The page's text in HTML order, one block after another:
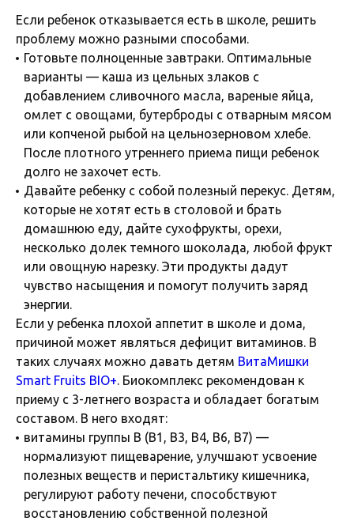
Если ребенок отказывается есть в школе, решить
проблему можно разными способами.
Готовьте полноценные завтраки. Оптимальные
варианты — каша из цельных злаков с
добавлением сливочного масла, вареные яйца,
омлет с овощами, бутерброды с отварным мясом
или копченой рыбой на цельнозерновом хлебе.
После плотного утреннего приема пищи ребенок
долго не захочет есть.
Давайте ребенку с собой полезный перекус. Детям,
которые не хотят есть в столовой и брать
домашнюю еду, дайте сухофрукты, орехи,
несколько долек темного шоколада, любой фрукт
или овощную нарезку. Эти продукты дадут
чувство насыщения и помогут получить заряд
энергии.
Если у ребенка плохой аппетит в школе и дома,
причиной может являться дефицит витаминов. В
таких случаях можно давать детям ВитаМишки
Smart Fruits BIO+. Биокомплекс рекомендован к
приему с 3-летнего возраста и обладает богатым
составом. В него входят:
витамины группы В (В1, В3, В4, В6, В7) —
нормализуют пищеварение, улучшают усвоение
полезных веществ и перистальтику кишечника,
регулируют работу печени, способствуют
восстановлению собственной полезной